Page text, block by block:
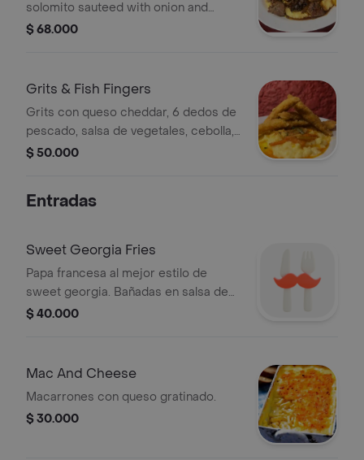
solomito sauteed with onion and
peppers, in soy sauce and sweet
$ 68.000
Grits & Fish Fingers
Grits con queso cheddar, 6 dedos de
pescado, salsa de vegetales, cebolla,
pimientos, zanahoria y patacón.
$ 50.000
Entradas
Sweet Georgia Fries
Papa francesa al mejor estilo de
sweet georgia. Bañadas en salsa de
queso chédar con trozos de bacon.
$ 40.000
Mac And Cheese
Macarrones con queso gratinado.
$ 30.000